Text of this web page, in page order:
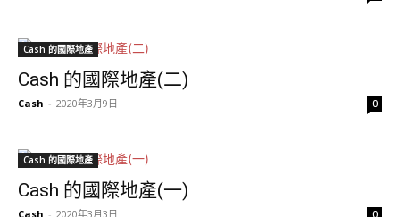
Cash 的國際地產
Cash 的國際地產(二)
Cash - 2020年3月9日 0
Cash 的國際地產
Cash 的國際地產(一)
Cash - 2020年3月3日 0